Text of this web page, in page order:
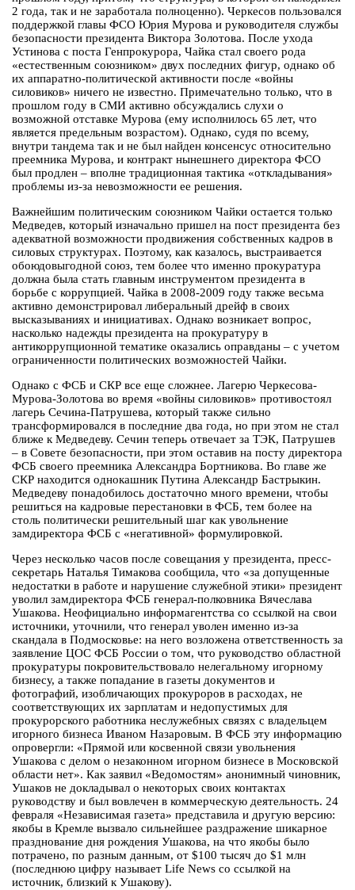
2 года, так и не заработала полноценно). Черкесов пользовался
поддержкой главы ФСО Юрия Мурова и руководителя службы
безопасности президента Виктора Золотова. После ухода
Устинова с поста Генпрокурора, Чайка стал своего рода
«естественным союзником» двух последних фигур, однако об
их аппаратно-политической активности после «войны
силовиков» ничего не известно. Примечательно только, что в
прошлом году в СМИ активно обсуждались слухи о
возможной отставке Мурова (ему исполнилось 65 лет, что
является предельным возрастом). Однако, судя по всему,
внутри тандема так и не был найден консенсус относительно
преемника Мурова, и контракт нынешнего директора ФСО
был продлен – вполне традиционная тактика «откладывания»
проблемы из-за невозможности ее решения.
Важнейшим политическим союзником Чайки остается только
Медведев, который изначально пришел на пост президента без
адекватной возможности продвижения собственных кадров в
силовых структурах. Поэтому, как казалось, выстраивается
обоюдовыгодной союз, тем более что именно прокуратура
должна была стать главным инструментом президента в
борьбе с коррупцией. Чайка в 2008-2009 году также весьма
активно демонстрировал либеральный дрейф в своих
высказываниях и инициативах. Однако возникает вопрос,
насколько надежды президента на прокуратуру в
антикоррупционной тематике оказались оправданы – с учетом
ограниченности политических возможностей Чайки.
Однако с ФСБ и СКР все еще сложнее. Лагерю Черкесова-
Мурова-Золотова во время «войны силовиков» противостоял
лагерь Сечина-Патрушева, который также сильно
трансформировался в последние два года, но при этом не стал
ближе к Медведеву. Сечин теперь отвечает за ТЭК, Патрушев
– в Совете безопасности, при этом оставив на посту директора
ФСБ своего преемника Александра Бортникова. Во главе же
СКР находится однокашник Путина Александр Бастрыкин.
Медведеву понадобилось достаточно много времени, чтобы
решиться на кадровые перестановки в ФСБ, тем более на
столь политически решительный шаг как увольнение
замдиректора ФСБ с «негативной» формулировкой.
Через несколько часов после совещания у президента, пресс-
секретарь Наталья Тимакова сообщила, что «за допущенные
недостатки в работе и нарушение служебной этики» президент
уволил замдиректора ФСБ генерал-полковника Вячеслава
Ушакова. Неофициально информагентства со ссылкой на свои
источники, уточнили, что генерал уволен именно из-за
скандала в Подмосковье: на него возложена ответственность за
заявление ЦОС ФСБ России о том, что руководство областной
прокуратуры покровительствовало нелегальному игорному
бизнесу, а также попадание в газеты документов и
фотографий, изобличающих прокуроров в расходах, не
соответствующих их зарплатам и недопустимых для
прокурорского работника неслужебных связях с владельцем
игорного бизнеса Иваном Назаровым. В ФСБ эту информацию
опровергли: «Прямой или косвенной связи увольнения
Ушакова с делом о незаконном игорном бизнесе в Московской
области нет». Как заявил «Ведомостям» анонимный чиновник,
Ушаков не докладывал о некоторых своих контактах
руководству и был вовлечен в коммерческую деятельность. 24
февраля «Независимая газета» представила и другую версию:
якобы в Кремле вызвало сильнейшее раздражение шикарное
празднование дня рождения Ушакова, на что якобы было
потрачено, по разным данным, от $100 тысяч до $1 млн
(последнюю цифру называет Life News со ссылкой на
источник, близкий к Ушакову).